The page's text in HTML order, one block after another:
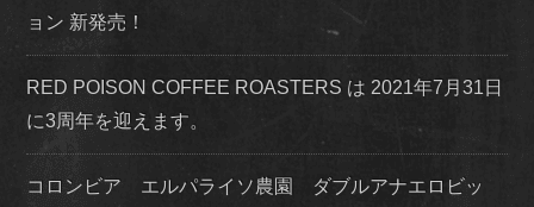
ョン 新発売！
RED POISON COFFEE ROASTERS は 2021年7月31日
に3周年を迎えます。
コロンビア エルパライソ農園 ダブルアナエロビッ